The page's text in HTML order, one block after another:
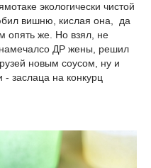
экологически чистой
вишню, кислая она, да
опять же. Но взял, не
ДР жены, решил
новым соусом, ну и
- заслаца на конкурц